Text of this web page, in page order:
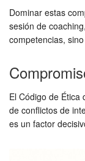
Dominar estas
sesión de
competencias,
El Código de
de conflictos de
es un factor